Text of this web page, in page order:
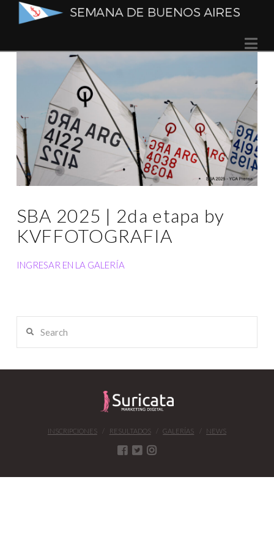
Semana
de
Buenos
Aires
SBA 2025 | 2da etapa by
KVFFOTOGRAFIA
INGRESAR EN LA GALERÍA
INSCRIPCIONES RESULTADOS GALERÍAS NEWS